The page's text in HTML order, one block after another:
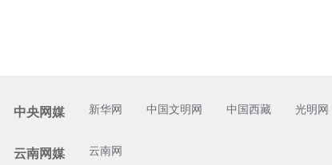
中央网媒 新华网 中国文明网 中国西藏 光明网
云南网媒 云南网